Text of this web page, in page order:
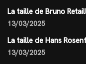
La taille de Bruno
13/03/2025
La taille de Hans
13/03/2025